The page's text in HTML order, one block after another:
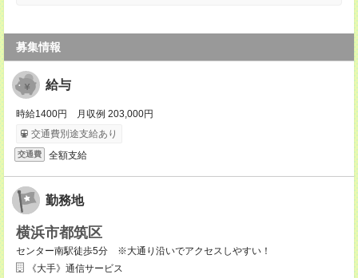
募集情報
給与
時給1400円 月収例 203,000円
交通費別途支給あり
交通費 全額支給
勤務地
横浜市都筑区
センター南駅徒歩5分 ※大通り沿いでアクセスしやすい！
《大手》通信サービス